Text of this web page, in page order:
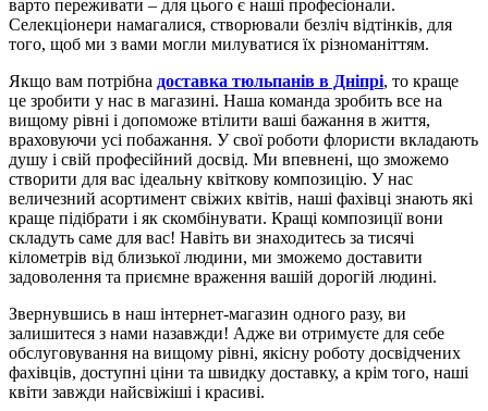
варто переживати – для цього є наші професіонали.
Селекціонери намагалися, створювали безліч відтінків, для
того, щоб ми з вами могли милуватися їх різноманіттям.
Якщо вам потрібна доставка тюльпанів в Дніпрі, то краще
це зробити у нас в магазині. Наша команда зробить все на
вищому рівні і допоможе втілити ваші бажання в життя,
враховуючи усі побажання. У свої роботи флористи вкладають
душу і свій професійний досвід. Ми впевнені, що зможемо
створити для вас ідеальну квіткову композицію. У нас
величезний асортимент свіжих квітів, наші фахівці знають які
краще підібрати і як скомбінувати. Кращі композиції вони
складуть саме для вас! Навіть ви знаходитесь за тисячі
кілометрів від близької людини, ми зможемо доставити
задоволення та приємне враження вашій дорогій людині.
Звернувшись в наш інтернет-магазин одного разу, ви
залишитеся з нами назавжди! Адже ви отримуєте для себе
обслуговування на вищому рівні, якісну роботу досвідчених
фахівців, доступні ціни та швидку доставку, а крім того, наші
квіти завжди найсвіжіші і красиві.